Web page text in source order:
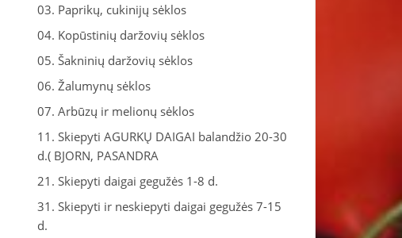
03. Paprikų, cukinijų sėklos
04. Kopūstinių daržovių sėklos
05. Šakninių daržovių sėklos
06. Žalumynų sėklos
07. Arbūzų ir melionų sėklos
11. Skiepyti AGURKŲ DAIGAI balandžio 20-30
d.( BJORN, PASANDRA
21. Skiepyti daigai gegužės 1-8 d.
31. Skiepyti ir neskiepyti daigai gegužės 7-15
d.